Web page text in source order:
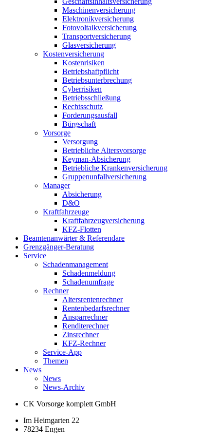
Maschinenversicherung
Elektronikversicherung
Fotovoltaikversicherung
Transportversicherung
Glasversicherung
Kostenversicherung
Kostenrisiken
Betriebshaftpflicht
Betriebsunterbrechung
Cyberrisiken
Betriebsschließung
Rechtsschutz
Forderungsausfall
Bürgschaft
Vorsorge
Versorgung
Betriebliche Altersvorsorge
Keyman-Absicherung
Betriebliche Krankenversicherung
Gruppenunfallversicherung
Manager
Absicherung
D&O
Kraftfahrzeuge
Kraftfahrzeugversicherung
KFZ-Flotten
Beamtenanwärter & Referendare
Grenzgänger-Beratung
Service
Schadenmanagement
Schadenmeldung
Schadenumfrage
Rechner
Altersrentenrechner
Rentenbedarfsrechner
Ansparrechner
Renditerechner
Zinsrechner
KFZ-Rechner
Service-App
Themen
News
News
News-Archiv
CK Vorsorge komplett GmbH
Im Heimgarten 22
78234 Engen